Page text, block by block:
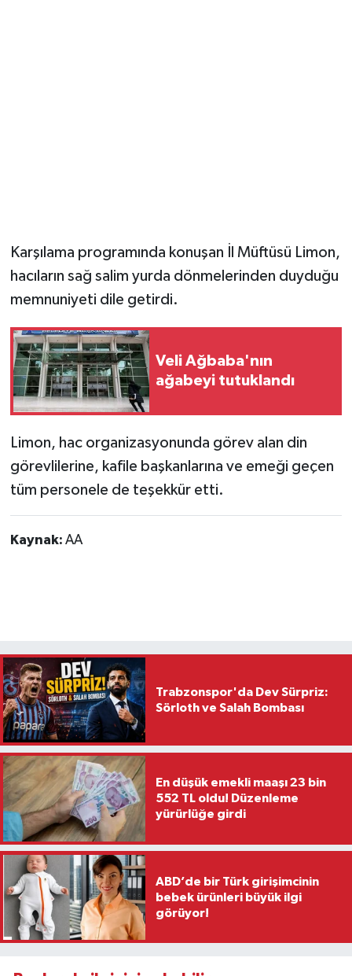
Karşılama programında konuşan İl Müftüsü Limon,
hacıların sağ salim yurda dönmelerinden duyduğu
memnuniyeti dile getirdi.
Veli Ağbaba'nın
ağabeyi tutuklandı
Limon, hac organizasyonunda görev alan din
görevlilerine, kafile başkanlarına ve emeği geçen
tüm personele de teşekkür etti.
Kaynak: AA
Trabzonspor'da Dev Sürpriz:
Sörloth ve Salah Bombası
En düşük emekli maaşı 23 bin
552 TL oldu! Düzenleme
yürürlüğe girdi
ABD’de bir Türk girişimcinin
bebek ürünleri büyük ilgi
görüyor!